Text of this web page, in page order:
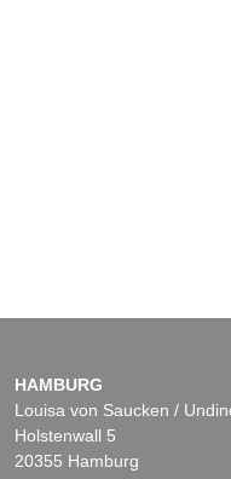
HAMBURG
Louisa von Saucken /
Holstenwall 5
20355 Hamburg